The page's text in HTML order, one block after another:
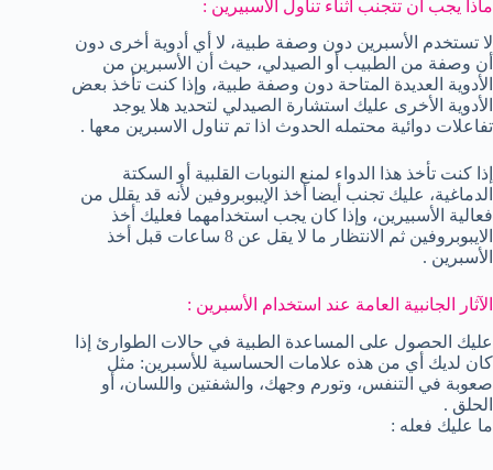
ماذا يجب أن تتجنب أثناء تناول الأسبيرين :
لا تستخدم الأسبرين دون وصفة طبية، لا أي أدوية أخرى دون
أن وصفة من الطبيب أو الصيدلي، حيث أن الأسبرين من
الأدوية العديدة المتاحة دون وصفة طبية، وإذا كنت تأخذ بعض
الأدوية الأخرى عليك استشارة الصيدلي لتحديد هلا يوجد
تفاعلات دوائية محتمله الحدوث اذا تم تناول الاسبرين معها .
إذا كنت تأخذ هذا الدواء لمنع النوبات القلبية أو السكتة
الدماغية، عليك تجنب أيضا أخذ الإيبوبروفين لأنه قد يقلل من
فعالية الأسبيرين، وإذا كان يجب استخدامهما فعليك أخذ
الايبوبروفين ثم الانتظار ما لا يقل عن 8 ساعات قبل أخذ
الأسبرين .
الآثار الجانبية العامة عند استخدام الأسبرين :
عليك الحصول على المساعدة الطبية في حالات الطوارئ إذا
كان لديك أي من هذه علامات الحساسية للأسبرين: مثل
صعوبة في التنفس، وتورم وجهك، والشفتين واللسان، أو
الحلق .
ما عليك فعله :